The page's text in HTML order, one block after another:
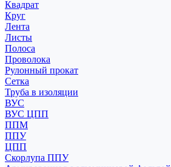
Квадрат
Круг
Лента
Листы
Полоса
Проволока
Рулонный прокат
Сетка
Труба в изоляции
ВУС
ВУС ЦПП
ППМ
ППУ
ЦПП
Скорлупа ППУ